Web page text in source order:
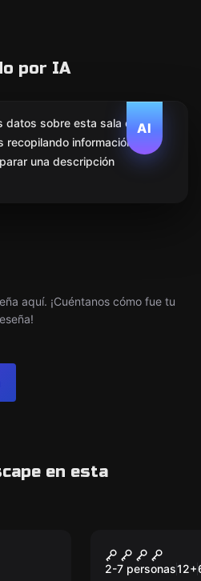
por IA
AI
sobre esta sala de
información
una descripción
aquí. ¡Cuéntanos cómo fue tu
en esta
Nuevo
Siltobark:
oriente
2-7 personas12+